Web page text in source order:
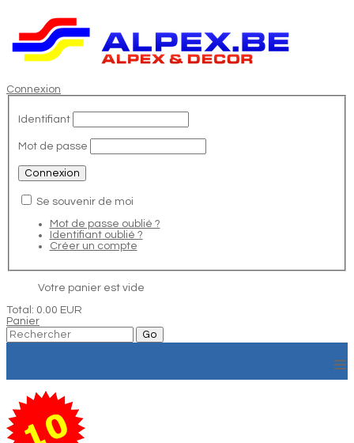
Connexion
Identifiant
Mot de passe
Se souvenir de moi
Mot de passe oublié ?
Identifiant oublié ?
Créer un compte
Votre panier est vide
Total: 0.00 EUR
Panier
≡